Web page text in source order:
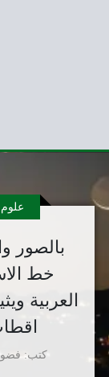
بالصور
خط
العربية
كتب
علوم